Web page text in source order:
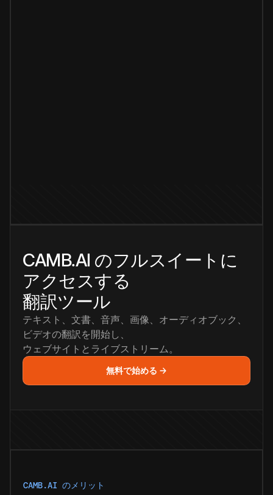
CAMB.AI のフルスイートに
アクセスする
翻訳ツール
テキスト、文書、音声、画像、オーディオブック、
ビデオの翻訳を開始し、
ウェブサイトとライブストリーム。
無料で始める →
CAMB.AI のメリット